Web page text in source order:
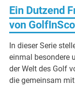
Ein Dutzend
von
In dieser Serie
einmal besondere
der Welt des Golf
die gemeinsam